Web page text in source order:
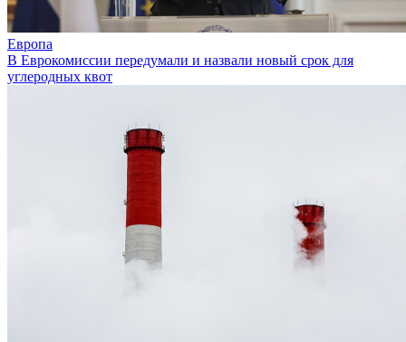
Европа
В Еврокомиссии передумали и назвали новый срок для
углеродных квот